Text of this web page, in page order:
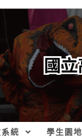
統 學生園地